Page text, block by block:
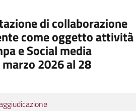
di collaborazione
come oggetto attività
e Social media
2026 al 28